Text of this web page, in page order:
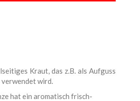
Kraut, das z.B. als Aufguss
wird.
hat ein aromatisch frisch-